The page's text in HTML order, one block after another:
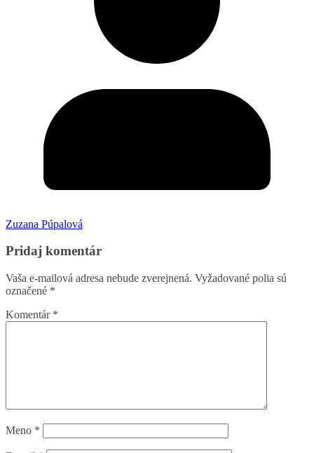
Zuzana Púpalová
Pridaj komentár
Vaša e-mailová adresa nebude zverejnená. Vyžadované polia sú
označené *
Komentár *
Meno *